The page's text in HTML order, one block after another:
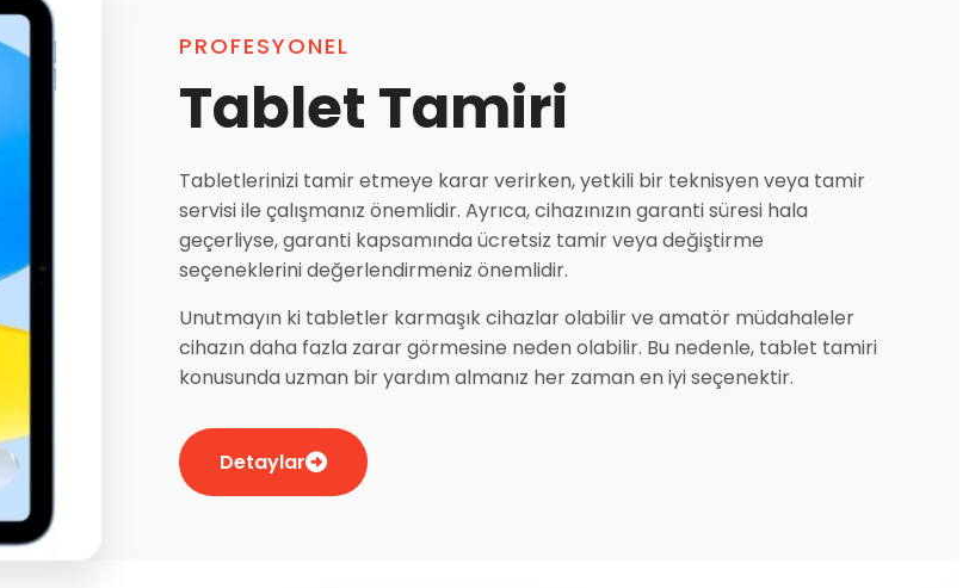
PROFESYONEL
Tablet Tamiri
Tabletlerinizi tamir etmeye karar verirken, yetkili bir teknisyen veya tamir
servisi ile çalışmanız önemlidir. Ayrıca, cihazınızın garanti süresi hala
geçerliyse, garanti kapsamında ücretsiz tamir veya değiştirme
seçeneklerini değerlendirmeniz önemlidir.
Unutmayın ki tabletler karmaşık cihazlar olabilir ve amatör müdahaleler
cihazın daha fazla zarar görmesine neden olabilir. Bu nedenle, tablet tamiri
konusunda uzman bir yardım almanız her zaman en iyi seçenektir.
Detaylar